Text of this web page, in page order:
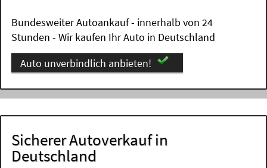
Bundesweiter Autoankauf - innerhalb von 24
Stunden - Wir kaufen Ihr Auto in Deutschland
Auto unverbindlich anbieten!
Sicherer Autoverkauf in
Deutschland